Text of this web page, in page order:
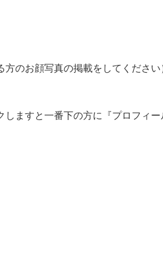
のお顔写真の掲載をしてください
ますと一番下の方に『プロフィ